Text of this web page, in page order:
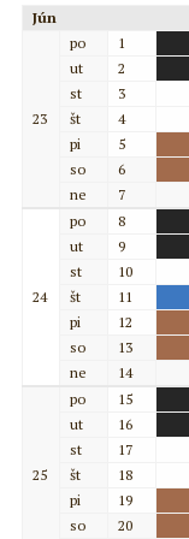
Jún
23
po
1
ut
2
st
3
št
4
pi
5
so
6
ne
7
24
po
8
ut
9
st
10
št
11
pi
12
so
13
ne
14
25
po
15
ut
16
st
17
št
18
pi
19
so
20